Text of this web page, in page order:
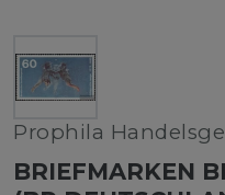
Prophila
BRIEFMARKEN